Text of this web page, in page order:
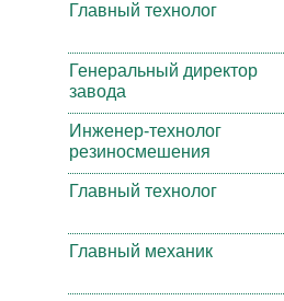
Главный технолог
Генеральный директор
завода
Инженер-технолог
резиносмешения
Главный технолог
Главный механик